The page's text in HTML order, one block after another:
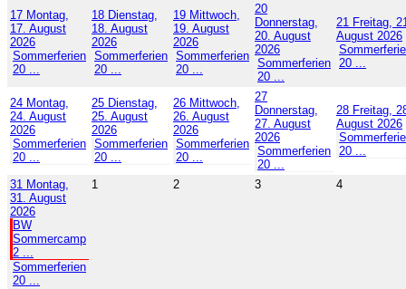
17 Montag,
17. August
2026
Sommerferien
20 ...
18 Dienstag,
18. August
2026
Sommerferien
20 ...
19 Mittwoch,
19. August
2026
Sommerferien
20 ...
20
Donnerstag,
20. August
2026
Sommerferien
20 ...
21 Freitag,
August 2026
20 ...
24 Montag,
24. August
2026
Sommerferien
20 ...
25 Dienstag,
25. August
2026
Sommerferien
20 ...
26 Mittwoch,
26. August
2026
Sommerferien
20 ...
27
Donnerstag,
27. August
2026
Sommerferien
20 ...
28 Freitag,
August 2026
20 ...
31 Montag,
31. August
2026
BW
Sommercamp
2 ...
Sommerferien
20 ...
1 2 3 4